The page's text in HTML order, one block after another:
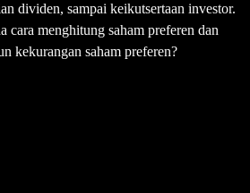
dividen, sampai keikutsertaan investor.
cara menghitung saham preferen dan
kekurangan saham preferen?